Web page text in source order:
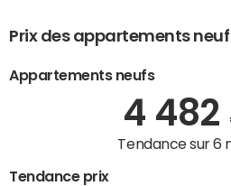
Prix des appartements
Appartements neufs
4 482
Tendance sur 6
Tendance prix